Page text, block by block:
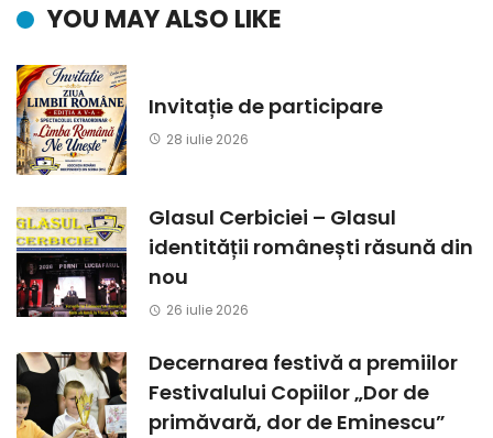
YOU MAY ALSO LIKE
Invitație de participare
28 iulie 2026
Glasul Cerbiciei – Glasul
identității românești răsună din
nou
26 iulie 2026
Decernarea festivă a premiilor
Festivalului Copiilor „Dor de
primăvară, dor de Eminescu”